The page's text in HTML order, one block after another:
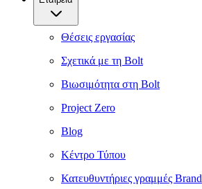
Θέσεις εργασίας
Σχετικά με τη Bolt
Βιωσιμότητα στη Bolt
Project Zero
Blog
Κέντρο Τύπου
Κατευθυντήριες γραμμές Brand